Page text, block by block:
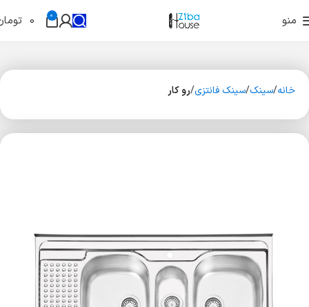
منو 0
0
خانه سینک سینک فانتزی رو کار